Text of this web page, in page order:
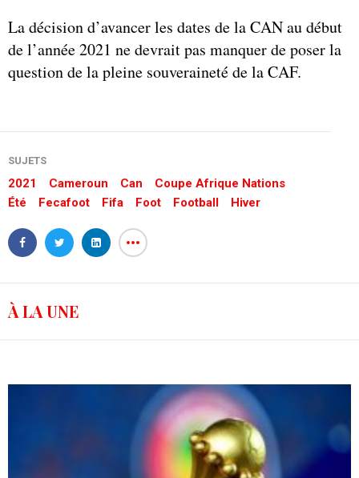
La décision d’avancer les dates de la CAN au début
de l’année 2021 ne devrait pas manquer de poser la
question de la pleine souveraineté de la CAF.
SUJETS
2021 Cameroun Can
Coupe Afrique Nations
Été
Fecafoot Fifa Foot Football Hiver
À LA UNE